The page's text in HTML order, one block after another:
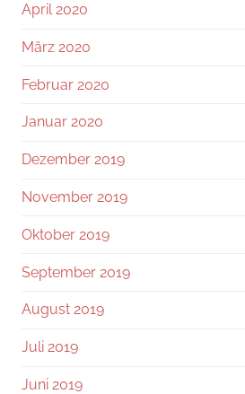
April 2020
März 2020
Februar 2020
Januar 2020
Dezember 2019
November 2019
Oktober 2019
September 2019
August 2019
Juli 2019
Juni 2019